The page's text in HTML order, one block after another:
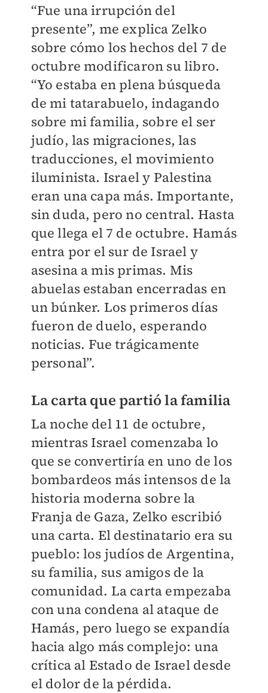
“Fue una irrupción del
presente”, me explica Zelko
sobre cómo los hechos del 7 de
octubre modificaron su libro.
“Yo estaba en plena búsqueda
de mi tatarabuelo, indagando
sobre mi familia, sobre el ser
judío, las migraciones, las
traducciones, el movimiento
iluminista. Israel y Palestina
eran una capa más. Importante,
sin duda, pero no central. Hasta
que llega el 7 de octubre. Hamás
entra por el sur de Israel y
asesina a mis primas. Mis
abuelas estaban encerradas en
un búnker. Los primeros días
fueron de duelo, esperando
noticias. Fue trágicamente
personal”.
La carta que partió la familia
La noche del 11 de octubre,
mientras Israel comenzaba lo
que se convertiría en uno de los
bombardeos más intensos de la
historia moderna sobre la
Franja de Gaza, Zelko escribió
una carta. El destinatario era su
pueblo: los judíos de Argentina,
su familia, sus amigos de la
comunidad. La carta empezaba
con una condena al ataque de
Hamás, pero luego se expandía
hacia algo más complejo: una
crítica al Estado de Israel desde
el dolor de la pérdida.